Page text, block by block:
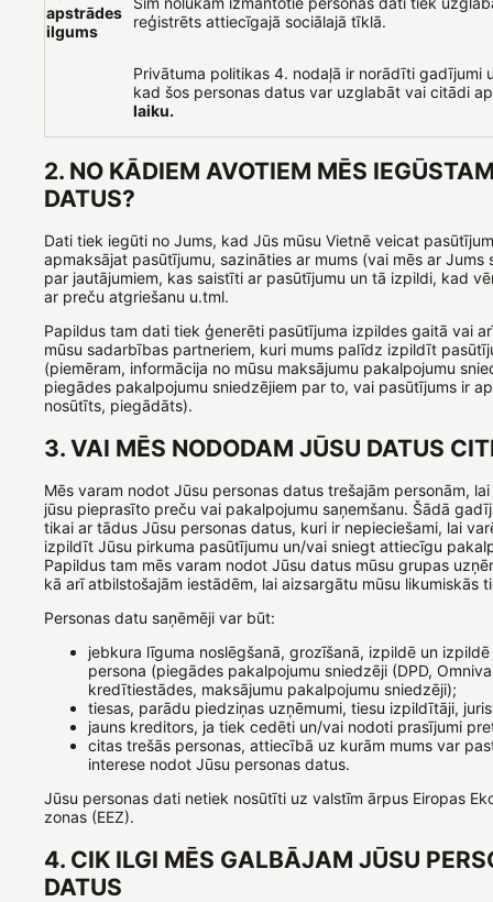
apstrādes
ilgums
reģistrēts attiecīgajā sociālajā tīklā.
Privātuma politikas 4. nodaļā ir norādīti gadījumi
kad šos personas datus var uzglabāt vai citādi
laiku.
2. NO KĀDIEM AVOTIEM MĒS
DATUS?
Dati tiek iegūti no Jums, kad Jūs mūsu Vietnē veicat
apmaksājat pasūtījumu, sazināties ar mums (vai mēs ar Jums
par jautājumiem, kas saistīti ar pasūtījumu un tā izpildi, kad
ar preču atgriešanu u.tml.
Papildus tam dati tiek ģenerēti pasūtījuma izpildes gaitā vai
mūsu sadarbības partneriem, kuri mums palīdz izpildīt
(piemēram, informācija no mūsu maksājumu pakalpojumu
piegādes pakalpojumu sniedzējiem par to, vai pasūtījums ir
nosūtīts, piegādāts).
3. VAI MĒS NODODAM JŪSU DATUS
Mēs varam nodot Jūsu personas datus trešajām personām,
jūsu pieprasīto preču vai pakalpojumu saņemšanu. Šādā
tikai ar tādus Jūsu personas datus, kuri ir nepieciešami, lai
izpildīt Jūsu pirkuma pasūtījumu un/vai sniegt attiecīgu
Papildus tam mēs varam nodot Jūsu datus mūsu grupas
kā arī atbilstošajām iestādēm, lai aizsargātu mūsu likumiskās
Personas datu saņēmēji var būt:
jebkura līguma noslēgšanā, grozīšanā, izpildē un
persona (piegādes pakalpojumu sniedzēji (DPD,
kredītiestādes, maksājumu pakalpojumu sniedzēji);
tiesas, parādu piedziņas uzņēmumi, tiesu izpildītāji,
jauns kreditors, ja tiek cedēti un/vai nodoti prasījumi
citas trešās personas, attiecībā uz kurām mums var
interese nodot Jūsu personas datus.
Jūsu personas dati netiek nosūtīti uz valstīm ārpus Eiropas
zonas (EEZ).
4. CIK ILGI MĒS GALBĀJAM JŪSU
DATUS